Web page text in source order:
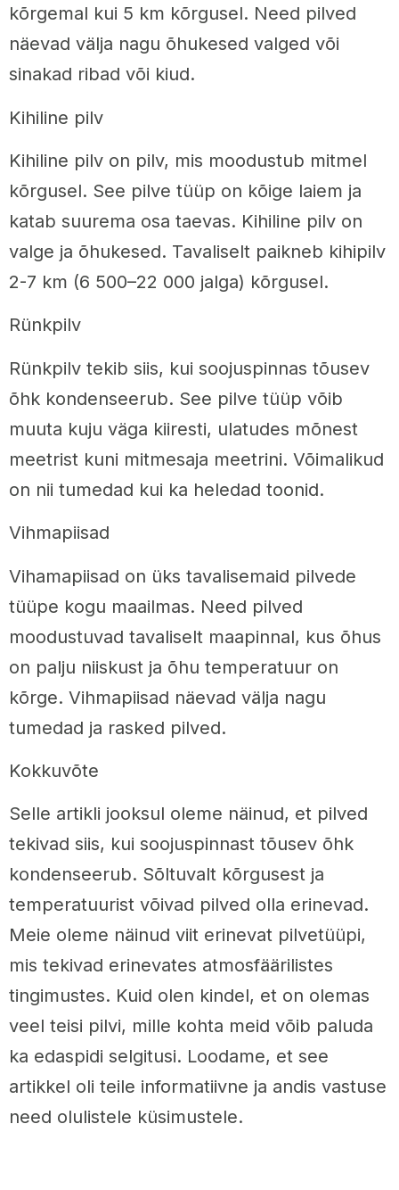
kõrgemal kui 5 km kõrgusel. Need pilved
näevad välja nagu õhukesed valged või
sinakad ribad või kiud.
Kihiline pilv
Kihiline pilv on pilv, mis moodustub mitmel
kõrgusel. See pilve tüüp on kõige laiem ja
katab suurema osa taevas. Kihiline pilv on
valge ja õhukesed. Tavaliselt paikneb kihipilv
2-7 km (6 500–22 000 jalga) kõrgusel.
Rünkpilv
Rünkpilv tekib siis, kui soojuspinnas tõusev
õhk kondenseerub. See pilve tüüp võib
muuta kuju väga kiiresti, ulatudes mõnest
meetrist kuni mitmesaja meetrini. Võimalikud
on nii tumedad kui ka heledad toonid.
Vihmapiisad
Vihamapiisad on üks tavalisemaid pilvede
tüüpe kogu maailmas. Need pilved
moodustuvad tavaliselt maapinnal, kus õhus
on palju niiskust ja õhu temperatuur on
kõrge. Vihmapiisad näevad välja nagu
tumedad ja rasked pilved.
Kokkuvõte
Selle artikli jooksul oleme näinud, et pilved
tekivad siis, kui soojuspinnast tõusev õhk
kondenseerub. Sõltuvalt kõrgusest ja
temperatuurist võivad pilved olla erinevad.
Meie oleme näinud viit erinevat pilvetüüpi,
mis tekivad erinevates atmosfäärilistes
tingimustes. Kuid olen kindel, et on olemas
veel teisi pilvi, mille kohta meid võib paluda
ka edaspidi selgitusi. Loodame, et see
artikkel oli teile informatiivne ja andis vastuse
need olulistele küsimustele.